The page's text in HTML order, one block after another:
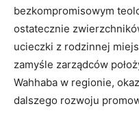
bezkompromisowym
ostatecznie
ucieczki z rodzinnej
zamyśle zarządców
Wahhaba w regionie,
dalszego rozwoju